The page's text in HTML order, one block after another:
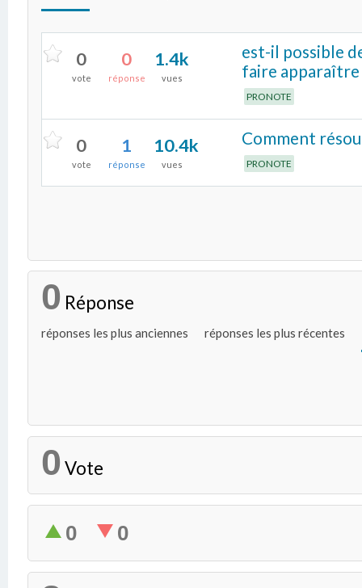
0
vote
0
réponse
1.4k
vues
est-il possible
faire apparaître
PRONOTE
0
vote
1
réponse
10.4k
vues
Comment
PRONOTE
0 Réponse
réponses les plus anciennes réponses les plus récentes
0 Vote
0 0